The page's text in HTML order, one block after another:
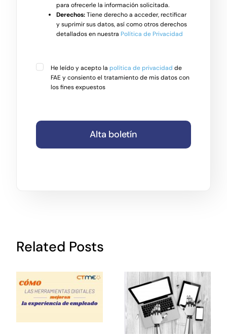
para ofrecerle la información solicitada.
Derechos:Tiene derecho a acceder, rectificar
y suprimir sus datos, así como otros derechos
detallados en nuestra Política de Privacidad
He leído y acepto la política de privacidad de
FAE y consiento el tratamiento de mis datos con
los fines expuestos
Alta boletín
Related Posts